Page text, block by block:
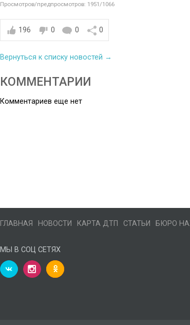
Просмотров/предпросмотров: 1951/1066
196 0 0 0
Вернуться к списку новостей →
КОММЕНТАРИИ
Комментариев еще нет
ГЛАВНАЯ НОВОСТИ КАРТА ДТП СТАТЬИ БЮРО
МЫ В СОЦ СЕТЯХ